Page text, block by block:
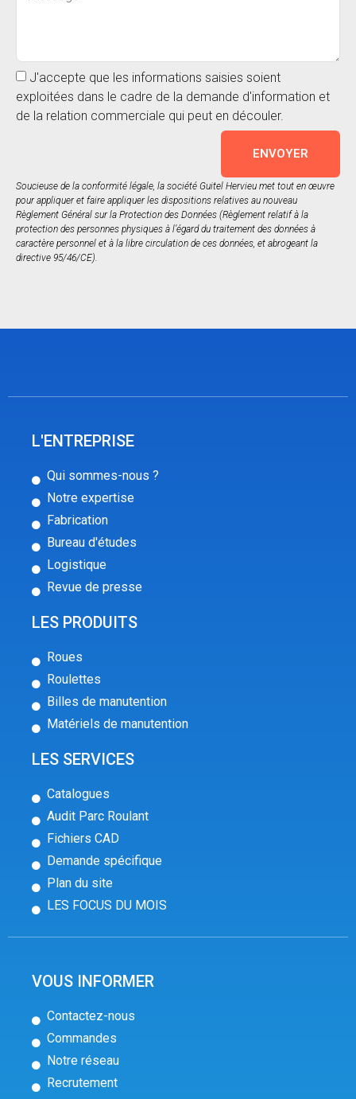
J'accepte que les informations saisies soient
exploitées dans le cadre de la demande d'information et
de la relation commerciale qui peut en découler.
ENVOYER
Soucieuse de la conformité légale, la société Guitel Hervieu met tout en œuvre
pour appliquer et faire appliquer les dispositions relatives au nouveau
Règlement Général sur la Protection des Données (Règlement relatif à la
protection des personnes physiques à l’égard du traitement des données à
caractère personnel et à la libre circulation de ces données, et abrogeant la
directive 95/46/CE).
L'ENTREPRISE
Qui sommes-nous ?
Notre expertise
Fabrication
Bureau d'études
Logistique
Revue de presse
LES PRODUITS
Roues
Roulettes
Billes de manutention
Matériels de manutention
LES SERVICES
Catalogues
Audit Parc Roulant
Fichiers CAD
Demande spécifique
Plan du site
LES FOCUS DU MOIS
VOUS INFORMER
Contactez-nous
Commandes
Notre réseau
Recrutement